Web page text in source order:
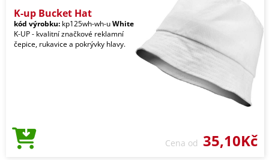
K-up Bucket Hat
kód výrobku: kp125wh-wh-uWhite
K-UP - kvalitní značkové reklamní
čepice, rukavice a pokrývky hlavy.
Cena od 35,10Kč